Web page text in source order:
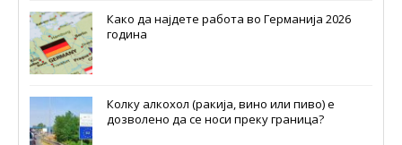
Како да најдете работа во Германија 2026
година
Колку алкохол (ракија, вино или пиво) е
дозволено да се носи преку граница?